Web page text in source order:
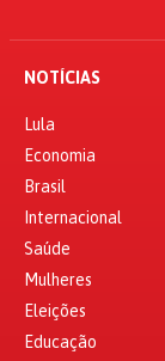
NOTÍCIAS
Lula
Economia
Brasil
Internacional
Saúde
Mulheres
Eleições
Educação